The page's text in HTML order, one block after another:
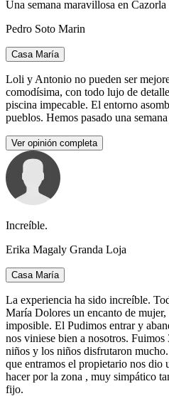
Una semana maravillosa en Cazorla
Pedro Soto Marin
Casa María
Loli y Antonio no pueden ser
comodísima, con todo lujo de
piscina impecable. El entorno
pueblos. Hemos pasado una
Ver opinión completa
Increíble.
Erika Magaly Granda Loja
Casa María
La experiencia ha sido increíble.
María Dolores un encanto de
imposible. El Pudimos entrar y
nos viniese bien a nosotros.
niños y los niños disfrutaron
que entramos el propietario nos dio
hacer por la zona , muy simpático
fijo.